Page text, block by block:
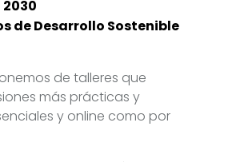
de Desarrollo Sostenible
de talleres que
más prácticas y
y online como por